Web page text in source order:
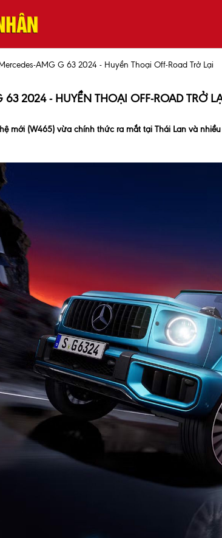
AMG G 63 2024 - Huyền Thoại Off-Road Trở Lại
63 2024 - HUYỀN THOẠI OFF-ROAD TRỞ
mới (W465) vừa chính thức ra mắt tại Thái Lan và